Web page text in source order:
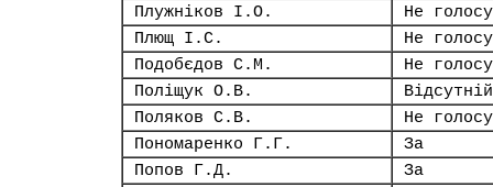
Плужніков І.О.
Не
Плющ І.С.
Не
Подобєдов С.М.
Не
Поліщук О.В.
Відсутній
Поляков С.В.
Не
Пономаренко Г.Г.
За
Попов Г.Д.
За